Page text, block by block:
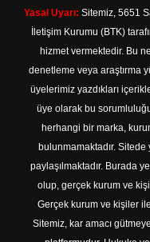
Yasal Uyarı: Sitemiz, 5651
İletişim Kurumu (BTK)
hizmet vermektedir. Bu
denetleme veya araştırma
üyelerimiz yazdıkları
üye olarak bu
herhangi bir marka,
bulunmamaktadır. Sitede
paylaşılmaktadır. Burada
olup, gerçek kurum ve
Gerçek kurum ve kişiler
Sitemiz, kar amacı